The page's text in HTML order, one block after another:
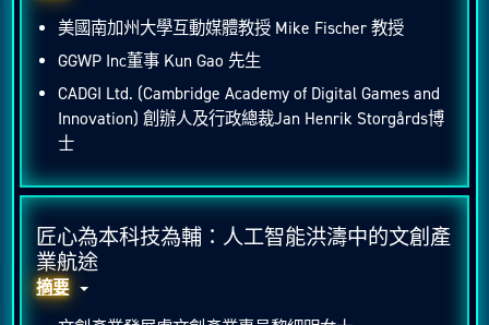
美國南加州大學互動媒體教授 Mike Fischer 教授
GGWP Inc董事 Kun Gao 先生
CADGI Ltd. (Cambridge Academy of Digital Games and
Innovation) 創辦人及⾏政總裁Jan Henrik Storgårds博
士
匠心為本科技為輔：人工智能洪濤中的文創產
業航途
摘要